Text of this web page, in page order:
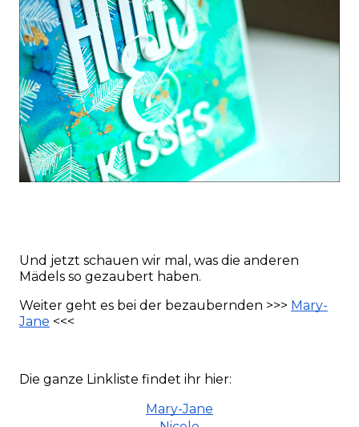
Und jetzt schauen wir mal, was die anderen
Mädels so gezaubert haben.
Weiter geht es bei der bezaubernden >>> Mary-
Jane <<<
Die ganze Linkliste findet ihr hier:
Mary-Jane